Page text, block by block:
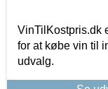
VinTilKostpris.dk
for at købe vin til
udvalg.